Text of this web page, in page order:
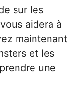
sur les
aidera à
maintenant
et les
une